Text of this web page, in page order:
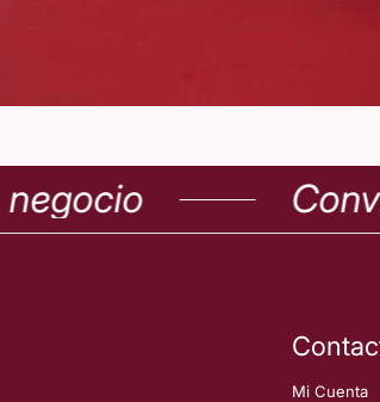
Mi Cuenta